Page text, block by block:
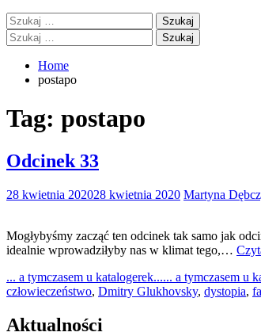
Szukaj:
Szukaj:
Home
postapo
Tag: postapo
Odcinek 33
28 kwietnia 202028 kwietnia 2020 Martyna
Mogłybyśmy zacząć ten odcinek tak samo jak
idealnie wprowadziłyby nas w klimat tego,…
... a tymczasem u katalogerek...... a tymczasem u
człowieczeństwo, Dmitry Glukhovsky, dystopia,
Aktualności